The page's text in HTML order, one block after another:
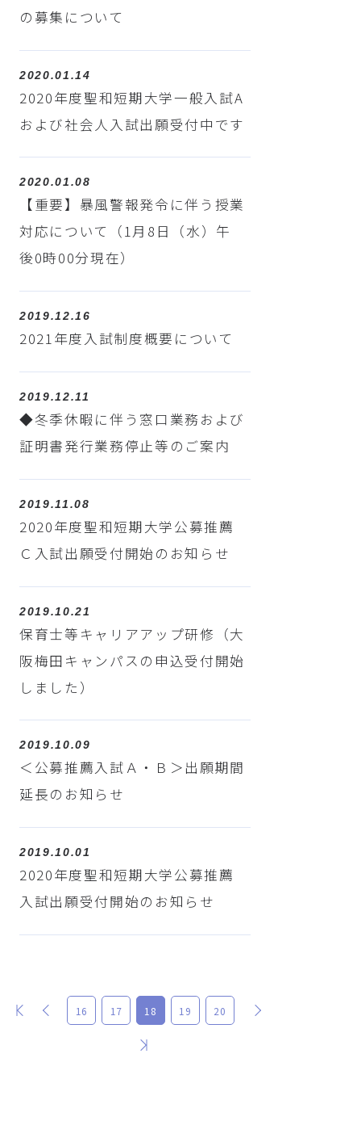
の募集について
2020.01.14
2020年度聖和短期大学一般入試A
および社会人入試出願受付中です
2020.01.08
【重要】暴風警報発令に伴う授業
対応について（1月8日（水）午
後0時00分現在）
2019.12.16
2021年度入試制度概要について
2019.12.11
◆冬季休暇に伴う窓口業務および
証明書発行業務停止等のご案内
2019.11.08
2020年度聖和短期大学公募推薦
Ｃ入試出願受付開始のお知らせ
2019.10.21
保育士等キャリアアップ研修（大
阪梅田キャンパスの申込受付開始
しました）
2019.10.09
＜公募推薦入試Ａ・Ｂ＞出願期間
延長のお知らせ
2019.10.01
2020年度聖和短期大学公募推薦
入試出願受付開始のお知らせ
最初 前 16 17 18 19 20
最後